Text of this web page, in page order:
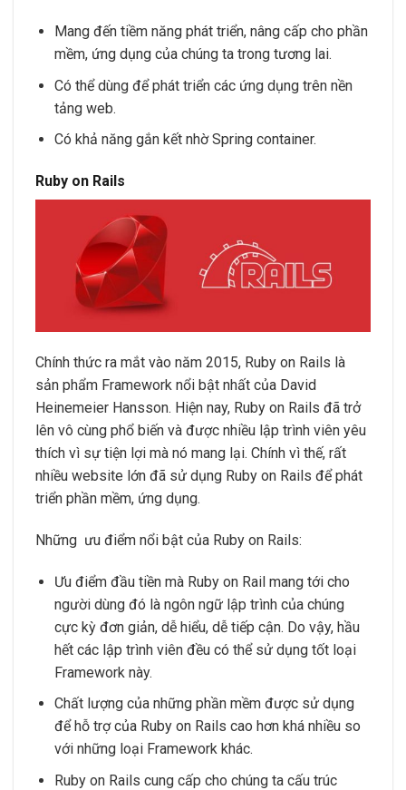
Mang đến tiềm năng phát triển, nâng cấp cho phần
mềm, ứng dụng của chúng ta trong tương lai.
Có thể dùng để phát triển các ứng dụng trên nền
tảng web.
Có khả năng gắn kết nhờ Spring container.
Ruby on Rails
Chính thức ra mắt vào năm 2015, Ruby on Rails là
sản phẩm Framework nổi bật nhất của David
Heinemeier Hansson. Hiện nay, Ruby on Rails đã trở
lên vô cùng phổ biến và được nhiều lập trình viên yêu
thích vì sự tiện lợi mà nó mang lại. Chính vì thế, rất
nhiều website lớn đã sử dụng Ruby on Rails để phát
triển phần mềm, ứng dụng.
Những ưu điểm nổi bật của Ruby on Rails:
Ưu điểm đầu tiền mà Ruby on Rail mang tới cho
người dùng đó là ngôn ngữ lập trình của chúng
cực kỳ đơn giản, dễ hiểu, dễ tiếp cận. Do vậy, hầu
hết các lập trình viên đều có thể sử dụng tốt loại
Framework này.
Chất lượng của những phần mềm được sử dụng
để hỗ trợ của Ruby on Rails cao hơn khá nhiều so
với những loại Framework khác.
Ruby on Rails cung cấp cho chúng ta cấu trúc